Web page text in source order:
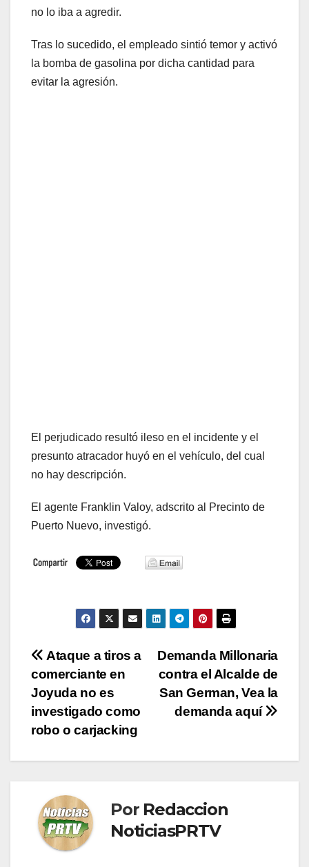
no lo iba a agredir.
Tras lo sucedido, el empleado sintió temor y activó
la bomba de gasolina por dicha cantidad para
evitar la agresión.
El perjudicado resultó ileso en el incidente y el
presunto atracador huyó en el vehículo, del cual
no hay descripción.
El agente Franklin Valoy, adscrito al Precinto de
Puerto Nuevo, investigó.
Navegación
de
entradas
Demanda Millonaria
contra el Alcalde de
San German, Vea la
demanda aquí
Ataque a tiros a
comerciante en
Joyuda no es
investigado como
robo o carjacking
Por Redaccion
NoticiasPRTV